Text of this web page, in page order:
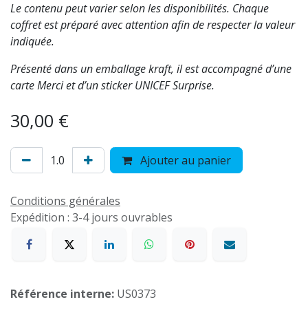
Le contenu peut varier selon les disponibilités. Chaque
coffret est préparé avec attention afin de respecter la valeur
indiquée.
Présenté dans un emballage kraft, il est accompagné d’une
carte Merci et d’un sticker UNICEF Surprise.
30,00 €
Ajouter au panier
Conditions générales
Expédition : 3-4 jours ouvrables
Référence interne: US0373